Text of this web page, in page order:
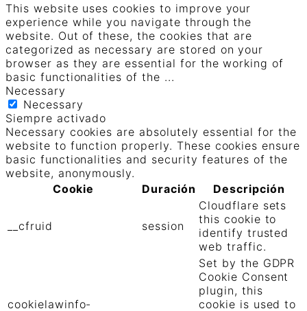
This website uses cookies to improve your
experience while you navigate through the
website. Out of these, the cookies that are
categorized as necessary are stored on your
browser as they are essential for the working of
basic functionalities of the ...
Necessary
Necessary
Siempre activado
Necessary cookies are absolutely essential for the
website to function properly. These cookies ensure
basic functionalities and security features of the
website, anonymously.
Cookie
Duración Descripción
__cfruid session
Cloudflare sets
this cookie to
identify trusted
web traffic.
cookielawinfo-
Set by the GDPR
Cookie Consent
plugin, this
cookie is used to